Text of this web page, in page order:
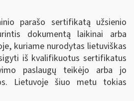
parašo sertifikatą užsienio
dokumentą laikinai arba
kuriame nurodytas lietuviškas
iš kvalifikuotus sertifikatus
paslaugų teikėjo arba jo
Lietuvoje šiuo metu tokias